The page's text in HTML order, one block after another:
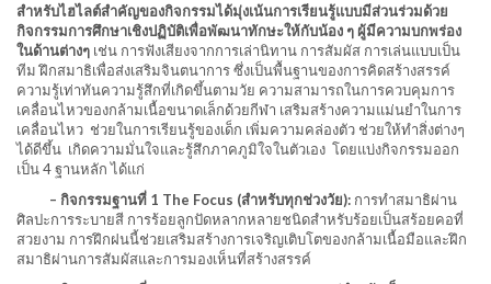
สำหรับไฮไลต์สำคัญของกิจกรรมได้มุ่งเน้นการเรียนรู้แบบมีส่วนร่วมด้วย
กิจกรรมการศึกษาเชิงปฏิบัติเพื่อพัฒนาทักษะให้กับน้อง ๆ ผู้มีความบกพร่อง
ในด้านต่างๆ เช่น การฟังเสียงจากการเล่านิทาน การสัมผัส การเล่นแบบเป็น
ทีม ฝึกสมาธิเพื่อส่งเสริมจินตนาการ ซึ่งเป็นพื้นฐานของการคิดสร้างสรรค์
ความรู้เท่าทันความรู้สึกที่เกิดขึ้นตามวัย ความสามารถในการควบคุมการ
เคลื่อนไหวของกล้ามเนื้อขนาดเล็กด้วยกีฬา เสริมสร้างความแม่นยำในการ
เคลื่อนไหว ช่วยในการเรียนรู้ของเด็ก เพิ่มความคล่องตัว ช่วยให้ทำสิ่งต่างๆ
ได้ดีขึ้น เกิดความมั่นใจและรู้สึกภาคภูมิใจในตัวเอง โดยแบ่งกิจกรรมออก
เป็น 4 ฐานหลัก ได้แก่
– กิจกรรมฐานที่ 1 The Focus (สำหรับทุกช่วงวัย): การทำสมาธิผ่าน
ศิลปะการระบายสี การร้อยลูกปัดหลากหลายชนิดสำหรับร้อยเป็นสร้อยคอที่
สวยงาม การฝึกฝนนี้ช่วยเสริมสร้างการเจริญเติบโตของกล้ามเนื้อมือและฝึก
สมาธิผ่านการสัมผัสและการมองเห็นที่สร้างสรรค์